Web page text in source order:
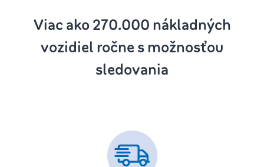
Viac ako 270.000 nákladných
vozidiel ročne s možnosťou
sledovania